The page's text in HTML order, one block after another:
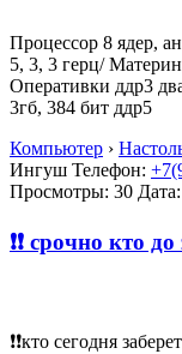
Процессор 8 ядер,
5, 3, 3 герц/
Оперативки ддр3
3гб, 384 бит ддр5
Компьютер ›
Ингуш Телефон:
Просмотры: 30 Дата:
❗❗ срочно кто
❗❗кто сегодня